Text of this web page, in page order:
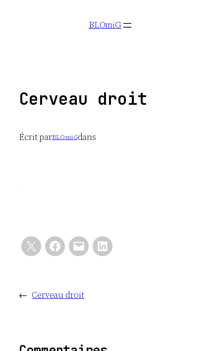
BLOmiG
Cerveau droit
Écrit parBLOmiGdans
← Cerveau droit